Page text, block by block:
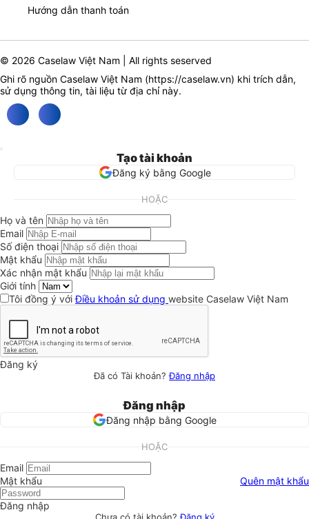
Hướng dẫn thanh toán
© 2026 Caselaw Việt Nam | All rights seserved
Ghi rõ nguồn Caselaw Việt Nam (https://caselaw.vn) khi trích dẫn,
sử dụng thông tin, tài liệu từ địa chỉ này.
Tạo tài khoản
Đăng ký bằng Google
HOẶC
Họ và tên
Email
Số điện thoại
Mật khẩu
Xác nhận mật khẩu
Giới tính
Tôi đồng ý vớiĐiều khoản sử dụng website Caselaw Việt Nam
Đăng ký
Đã có Tài khoản?Đăng nhập
Đăng nhập
Đăng nhập bằng Google
HOẶC
Email
Mật khẩu
Quên mật khẩu
Đăng nhập